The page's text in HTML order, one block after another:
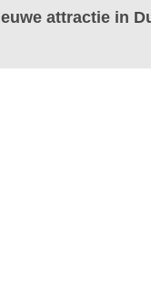
attractie in